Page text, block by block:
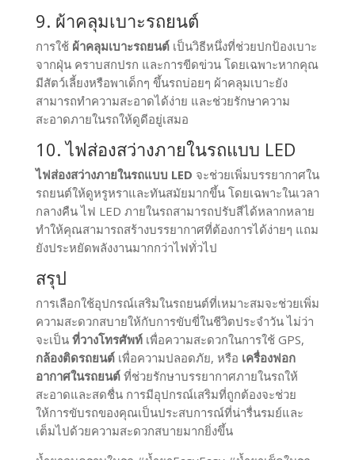
9. ผ้าคลุมเบาะรถยนต์
การใช้ ผ้าคลุมเบาะรถยนต์เป็นวิธีหนึ่งที่ช่วยปกป้องเบาะ
จากฝุ่น คราบสกปรก และการขีดข่วน โดยเฉพาะหากคุณ
มีสัตว์เลี้ยงหรือพาเด็กๆ ขึ้นรถบ่อยๆ ผ้าคลุมเบาะยัง
สามารถทำความสะอาดได้ง่าย และช่วยรักษาความ
สะอาดภายในรถให้ดูดีอยู่เสมอ
10. ไฟส่องสว่างภายในรถแบบ LED
ไฟส่องสว่างภายในรถแบบ LED จะช่วยเพิ่มบรรยากาศใน
รถยนต์ให้ดูหรูหราและทันสมัยมากขึ้น โดยเฉพาะในเวลา
กลางคืน ไฟ LED ภายในรถสามารถปรับสีได้หลากหลาย
ทำให้คุณสามารถสร้างบรรยากาศที่ต้องการได้ง่ายๆ แถม
ยังประหยัดพลังงานมากกว่าไฟทั่วไป
สรุป
การเลือกใช้อุปกรณ์เสริมในรถยนต์ที่เหมาะสมจะช่วยเพิ่ม
ความสะดวกสบายให้กับการขับขี่ในชีวิตประจำวัน ไม่ว่า
จะเป็น ที่วางโทรศัพท์เพื่อความสะดวกในการใช้ GPS,
กล้องติดรถยนต์เพื่อความปลอดภัย, หรือ เครื่องฟอก
อากาศในรถยนต์ที่ช่วยรักษาบรรยากาศภายในรถให้
สะอาดและสดชื่น การมีอุปกรณ์เสริมที่ถูกต้องจะช่วย
ให้การขับรถของคุณเป็นประสบการณ์ที่น่ารื่นรมย์และ
เต็มไปด้วยความสะดวกสบายมากยิ่งขึ้น